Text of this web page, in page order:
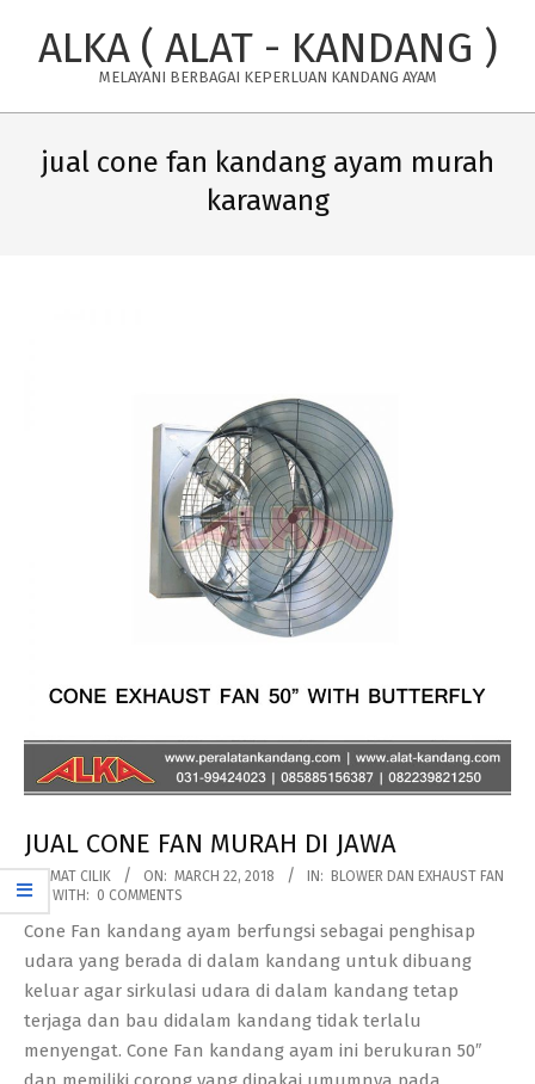
ALKA ( ALAT - KANDANG )
MELAYANI BERBAGAI KEPERLUAN KANDANG AYAM
Navigation
Menu
jual cone fan kandang ayam murah
karawang
JUAL CONE FAN MURAH DI JAWA
2018-
03-
22
MAT CILIK ON: MARCH 22, 2018 IN:
BLOWER DAN EXHAUST FAN
WITH: 0 COMMENTS
Cone Fan kandang ayam berfungsi sebagai penghisap
udara yang berada di dalam kandang untuk dibuang
keluar agar sirkulasi udara di dalam kandang tetap
terjaga dan bau didalam kandang tidak terlalu
menyengat. Cone Fan kandang ayam ini berukuran 50″